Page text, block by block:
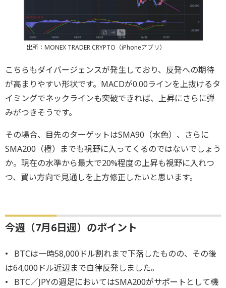
出所：MONEX TRADER CRYPTO（iPhoneアプリ）
こちらもダイバージェンスが発生しており、反発への期待
が高まりやすい形状です。MACDが0.00ラインを上抜けるタ
イミングでネックラインも突破できれば、上昇にさらに弾
みがつきそうです。
その場合、目先のターゲットはSMA90（水色）、さらに
SMA200（橙）までも視野に入ってくるのではないでしょう
か。現在の水準から最大で20%程度の上昇も視野に入れつ
つ、買い方向で見通しを上方修正したいと思います。
今週（7月6日週）のポイント
• BTCは一時58,000ドル割れまで下落したものの、その後
は64,000ドル近辺まで自律反発しました。
• BTC／JPYの週足においてはSMA200がサポートとして機